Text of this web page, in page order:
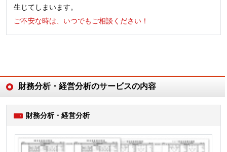
生じてしまいます。
ご不安な時は、いつでもご相談ください！
財務分析・経営分析のサービスの内容
財務分析・経営分析